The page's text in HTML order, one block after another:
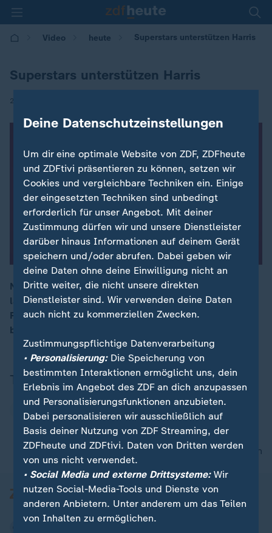
Video heute Superstars unterstützen Harris
Superstars unterstützen Harris
27.10.2024 | 19:00
00:17
Neun Tage vor der Präsidentschaftswahl in den USA
lässt sich die demokratische
Präsidentschaftskandidatin Kamala Harris von
bekannten Gesichtern unterstützen.
Themen
USA Wahlen USA
nach oben
Deine Datenschutzeinstellungen
Um dir eine optimale Website von ZDF, ZDFheute
und ZDFtivi präsentieren zu können, setzen wir
Cookies und vergleichbare Techniken ein. Einige
der eingesetzten Techniken sind unbedingt
erforderlich für unser Angebot. Mit deiner
Zustimmung dürfen wir und unsere Dienstleister
darüber hinaus Informationen auf deinem Gerät
speichern und/oder abrufen. Dabei geben wir
deine Daten ohne deine Einwilligung nicht an
Dritte weiter, die nicht unsere direkten
Dienstleister sind. Wir verwenden deine Daten
auch nicht zu kommerziellen Zwecken.
Zustimmungspflichtige Datenverarbeitung
• Personalisierung:Die Speicherung von
bestimmten Interaktionen ermöglicht uns, dein
Erlebnis im Angebot des ZDF an dich anzupassen
und Personalisierungsfunktionen anzubieten.
Dabei personalisieren wir ausschließlich auf
Basis deiner Nutzung von ZDF Streaming, der
ZDFheute und ZDFtivi. Daten von Dritten werden
von uns nicht verwendet.
• Social Media und externe Drittsysteme:Wir
nutzen Social-Media-Tools und Dienste von
anderen Anbietern. Unter anderem um das Teilen
von Inhalten zu ermöglichen.